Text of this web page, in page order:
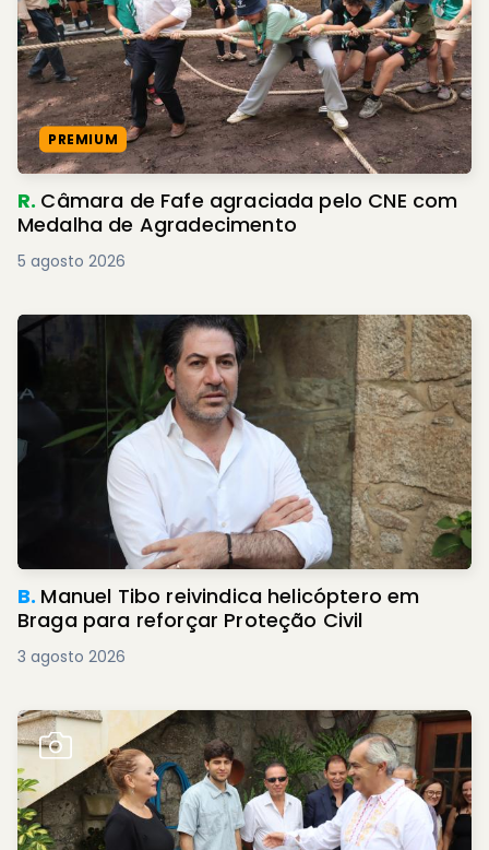
PREMIUM
R. Câmara de Fafe agraciada pelo CNE com
Medalha de Agradecimento
5 agosto 2026
B. Manuel Tibo reivindica helicóptero em
Braga para reforçar Proteção Civil
3 agosto 2026